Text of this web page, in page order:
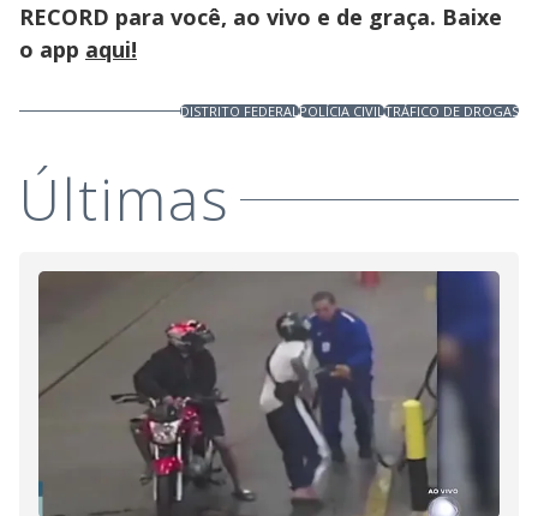
RECORD para você, ao vivo e de graça. Baixe
o app aqui!
DISTRITO FEDERALPOLÍCIA CIVILTRÁFICO DE DROGAS
Últimas